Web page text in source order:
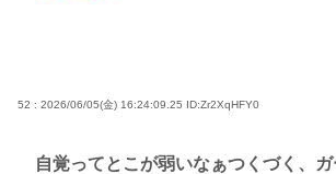
52 : 2026/06/05(金) 16:24:09.25 ID:Zr2XqHFY0
自覚ってとこが弱いなぁつくづく、ガ